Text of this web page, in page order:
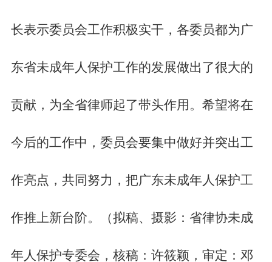
长表示委员会工作积极实干，各委员都为广
东省未成年人保护工作的发展做出了很大的
贡献，为全省律师起了带头作用。希望将在
今后的工作中，委员会要集中做好并突出工
作亮点，共同努力，把广东未成年人保护工
作推上新台阶。（拟稿、摄影：省律协未成
年人保护专委会，核稿：许筱颖，审定：邓